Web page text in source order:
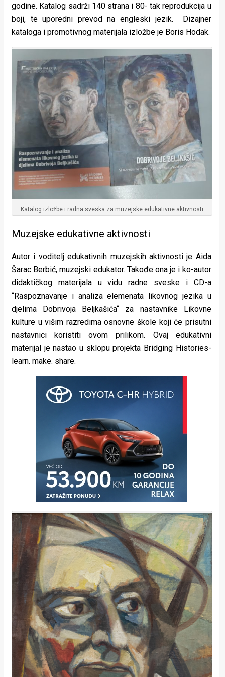
godine. Katalog sadrži 140 strana i 80- tak reprodukcija u
boji, te uporedni prevod na engleski jezik. Dizajner
kataloga i promotivnog materijala izložbe je Boris Hodak.
Katalog izložbe i radna sveska za muzejske edukativne aktivnosti
Muzejske edukativne aktivnosti
Autor i voditelj edukativnih muzejskih aktivnosti je Aida
Šarac Berbić, muzejski edukator. Takođe ona je i ko-autor
didaktičkog materijala u vidu radne sveske i CD-a
“Raspoznavanje i analiza elemenata likovnog jezika u
djelima Dobrivoja Beljkašića“ za nastavnike Likovne
kulture u višim razredima osnovne škole koji će prisutni
nastavnici koristiti ovom prilikom. Ovaj edukativni
materijal je nastao u sklopu projekta Bridging Histories-
learn. make. share.